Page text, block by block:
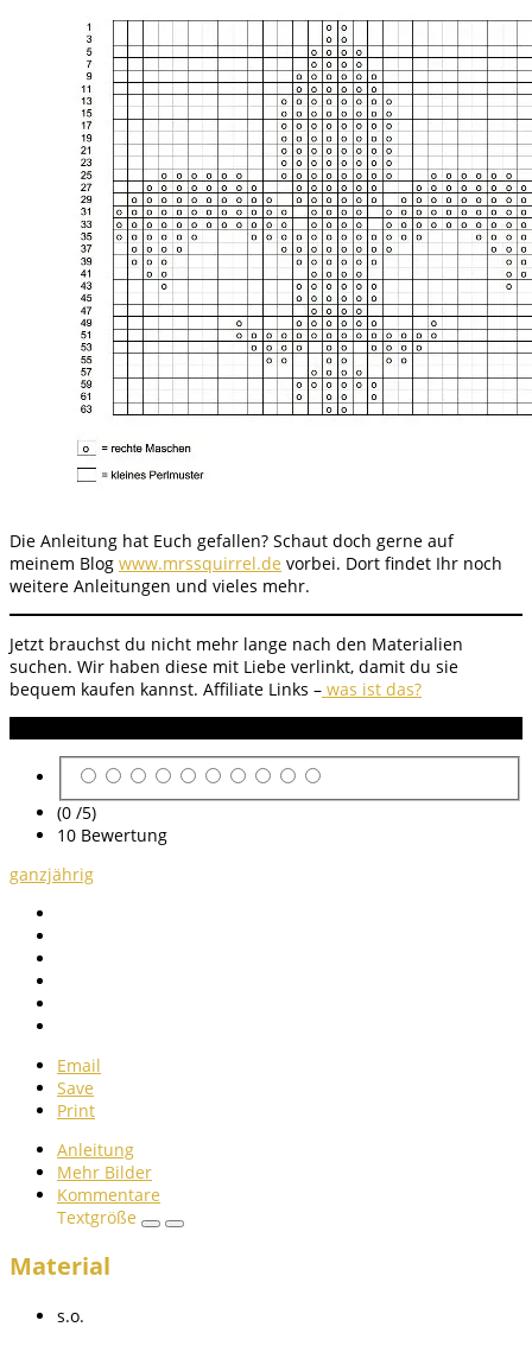
Die Anleitung hat Euch gefallen? Schaut doch gerne auf
meinem Blog www.mrssquirrel.de vorbei. Dort findet Ihr noch
weitere Anleitungen und vieles mehr.
Jetzt brauchst du nicht mehr lange nach den Materialien
suchen. Wir haben diese mit Liebe verlinkt, damit du sie
bequem kaufen kannst. Affiliate Links – was ist das?
(0 /5)
10 Bewertung
ganzjährig
Email
Save
Print
Anleitung
Mehr Bilder
Kommentare
Textgröße
Material
s.o.